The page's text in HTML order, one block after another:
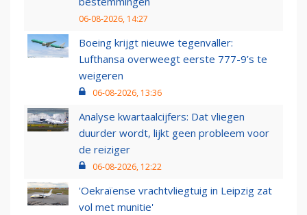
06-08-2026, 14:27
Boeing krijgt nieuwe tegenvaller:
Lufthansa overweegt eerste 777-9’s te
weigeren
06-08-2026, 13:36
Analyse kwartaalcijfers: Dat vliegen
duurder wordt, lijkt geen probleem voor
de reiziger
06-08-2026, 12:22
'Oekraïense vrachtvliegtuig in Leipzig zat
vol met munitie'